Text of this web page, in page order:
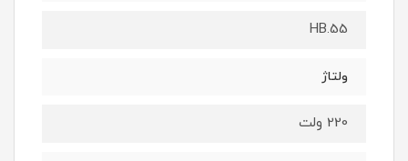
HB.55
ولتاژ
220 ولت